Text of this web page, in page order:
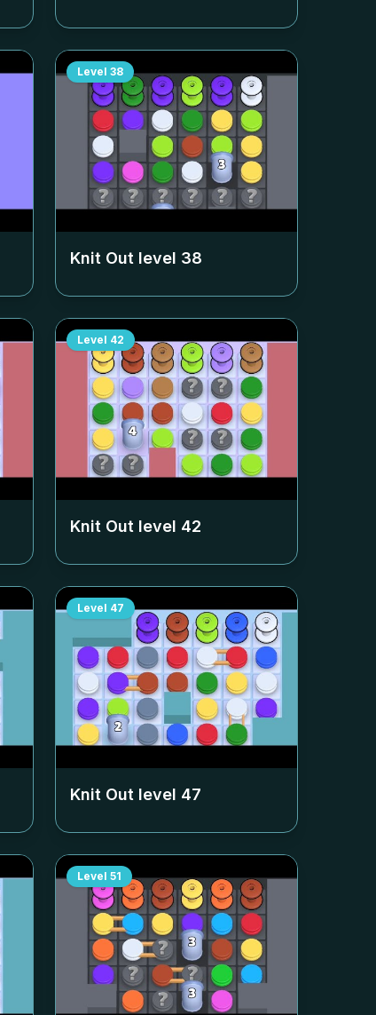
Level 38
Knit Out level 38
Level 42
Knit Out level 42
Level 47
Knit Out level 47
Level 51